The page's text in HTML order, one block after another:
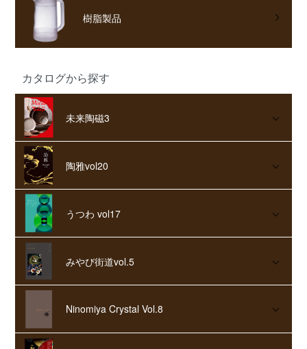
樹脂製品
カタログから探す
未来陶磁3
陶雅vol20
うつわ vol17
みやび街道vol.5
Ninomiya Crystal Vol.8